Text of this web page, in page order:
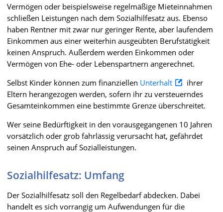
Vermögen oder beispielsweise regelmäßige Mieteinnahmen
schließen Leistungen nach dem Sozialhilfesatz aus. Ebenso
haben Rentner mit zwar nur geringer Rente, aber laufendem
Einkommen aus einer weiterhin ausgeübten Berufstätigkeit
keinen Anspruch. Außerdem werden Einkommen oder
Vermögen von Ehe- oder Lebenspartnern angerechnet.
Selbst Kinder können zum finanziellen Unterhalt
ihrer
Eltern herangezogen werden, sofern ihr zu versteuerndes
Gesamteinkommen eine bestimmte Grenze überschreitet.
Wer seine Bedürftigkeit in den vorausgegangenen 10 Jahren
vorsätzlich oder grob fahrlässig verursacht hat, gefährdet
seinen Anspruch auf Sozialleistungen.
Sozialhilfesatz: Umfang
Der Sozialhilfesatz soll den Regelbedarf abdecken. Dabei
handelt es sich vorrangig um Aufwendungen für die